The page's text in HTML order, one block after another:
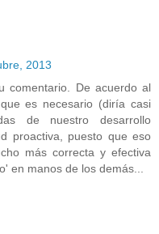
2013
comentario. De acuerdo al
es necesario (diría casi
de nuestro desarrollo
proactiva, puesto que eso
más correcta y efectiva
en manos de los demás...